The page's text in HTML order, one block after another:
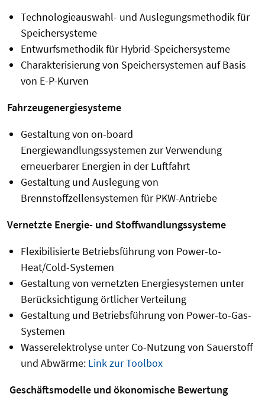
Technologieauswahl- und Auslegungsmethodik für
Speichersysteme
Entwurfsmethodik für Hybrid-Speichersysteme
Charakterisierung von Speichersystemen auf Basis
von E-P-Kurven
Fahrzeugenergiesysteme
Gestaltung von on-board
Energiewandlungssystemen zur Verwendung
erneuerbarer Energien in der Luftfahrt
Gestaltung und Auslegung von
Brennstoffzellensystemen für PKW-Antriebe
Vernetzte Energie- und Stoffwandlungssysteme
Flexibilisierte Betriebsführung von Power-to-
Heat/Cold-Systemen
Gestaltung von vernetzten Energiesystemen unter
Berücksichtigung örtlicher Verteilung
Gestaltung und Betriebsführung von Power-to-Gas-
Systemen
Wasserelektrolyse unter Co-Nutzung von Sauerstoff
und Abwärme: Link zur Toolbox
Geschäftsmodelle und ökonomische Bewertung